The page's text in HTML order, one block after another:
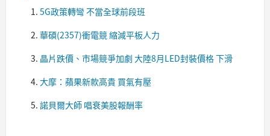
5G政策轉彎 不當全球前段班
華碩(2357)衝電競 縮減平板人力
晶片跌價、市場競爭加劇 大陸8月LED封裝價格 下滑
大摩：蘋果新款高貴 買氣有壓
諾貝爾大師 唱衰美股報酬率​